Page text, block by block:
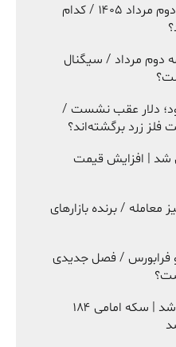
بازدهی بازارها در هفته دوم مرداد ۱۴۰۵ / کدام
دوم مرداد / سیگنال
دلار عقب نشست /
فلز زرد برگشته‌اند؟
شد | افزایش قیمت
معامله / برنده بازارهای
/ فصل جدیدی
بازار طلا دوباره صعودی شد | سکه امامی ۱۸۴